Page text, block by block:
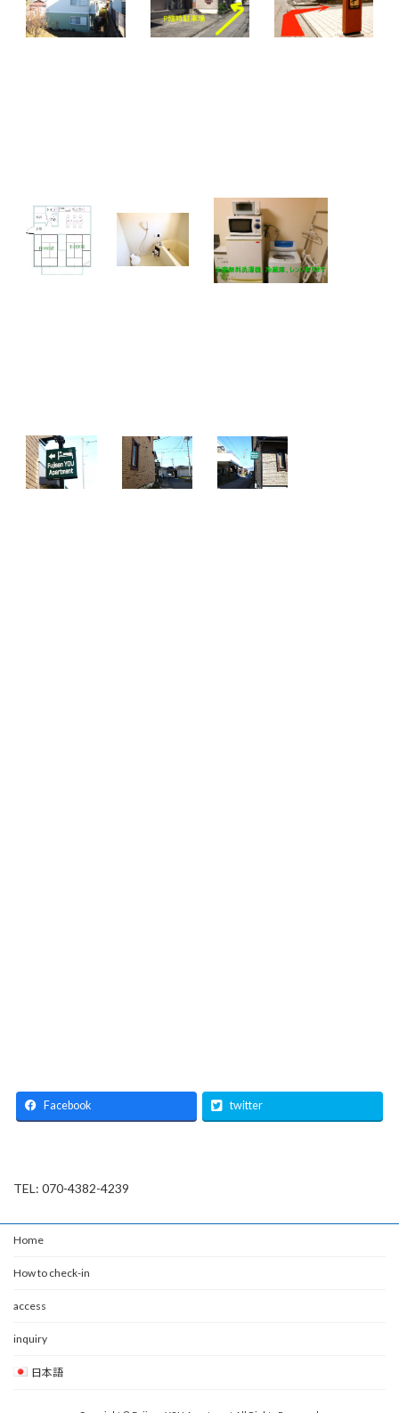
Facebook twitter
TEL: 070-4382-4239
Home
How to check-in
access
inquiry
日本語